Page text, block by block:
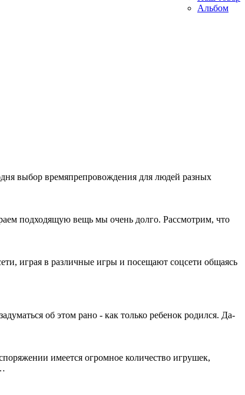
Альбом
выбор времяпрепровождения для людей разных
подходящую вещь мы очень долго. Рассмотрим, что
играя в различные игры и посещают соцсети общаясь
об этом рано - как только ребенок родился. Да-
имеется огромное количество игрушек,